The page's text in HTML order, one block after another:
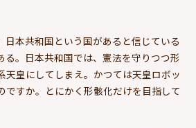
日本共和国という国があると信じている
る。日本共和国では、憲法を守りつつ形
天皇にしてしまえ。かつては天皇ロボッ
ですか。とにかく形骸化だけを目指して